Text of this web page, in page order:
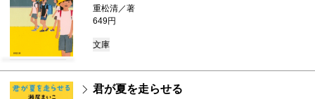
重松清／著
649円
文庫
君が夏を走らせる